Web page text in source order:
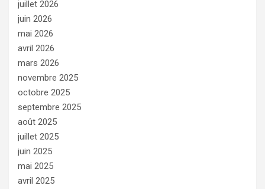
juillet 2026
juin 2026
mai 2026
avril 2026
mars 2026
novembre 2025
octobre 2025
septembre 2025
août 2025
juillet 2025
juin 2025
mai 2025
avril 2025